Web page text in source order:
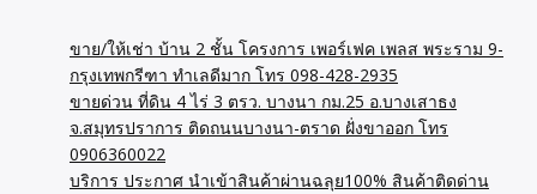
ขาย/ให้เช่า บ้าน 2 ชั้น โครงการ เพอร์เฟค เพลส พระราม 9-
กรุงเทพกรีฑา ทำเลดีมาก โทร 098-428-2935
ขายด่วน ที่ดิน 4 ไร่ 3 ตรว. บางนา กม.25 อ.บางเสาธง
จ.สมุทรปราการ ติดถนนบางนา-ตราด ฝั่งขาออก โทร
0906360022
บริการ ประกาศ นำเข้าสินค้าผ่านฉลุย100% สินค้าติดด่าน